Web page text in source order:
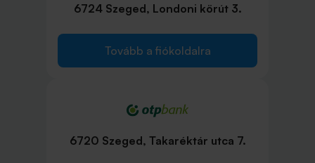
6724 Szeged, Londoni körút 3.
Tovább a fiókoldalra
6720 Szeged, Takaréktár utca 7.